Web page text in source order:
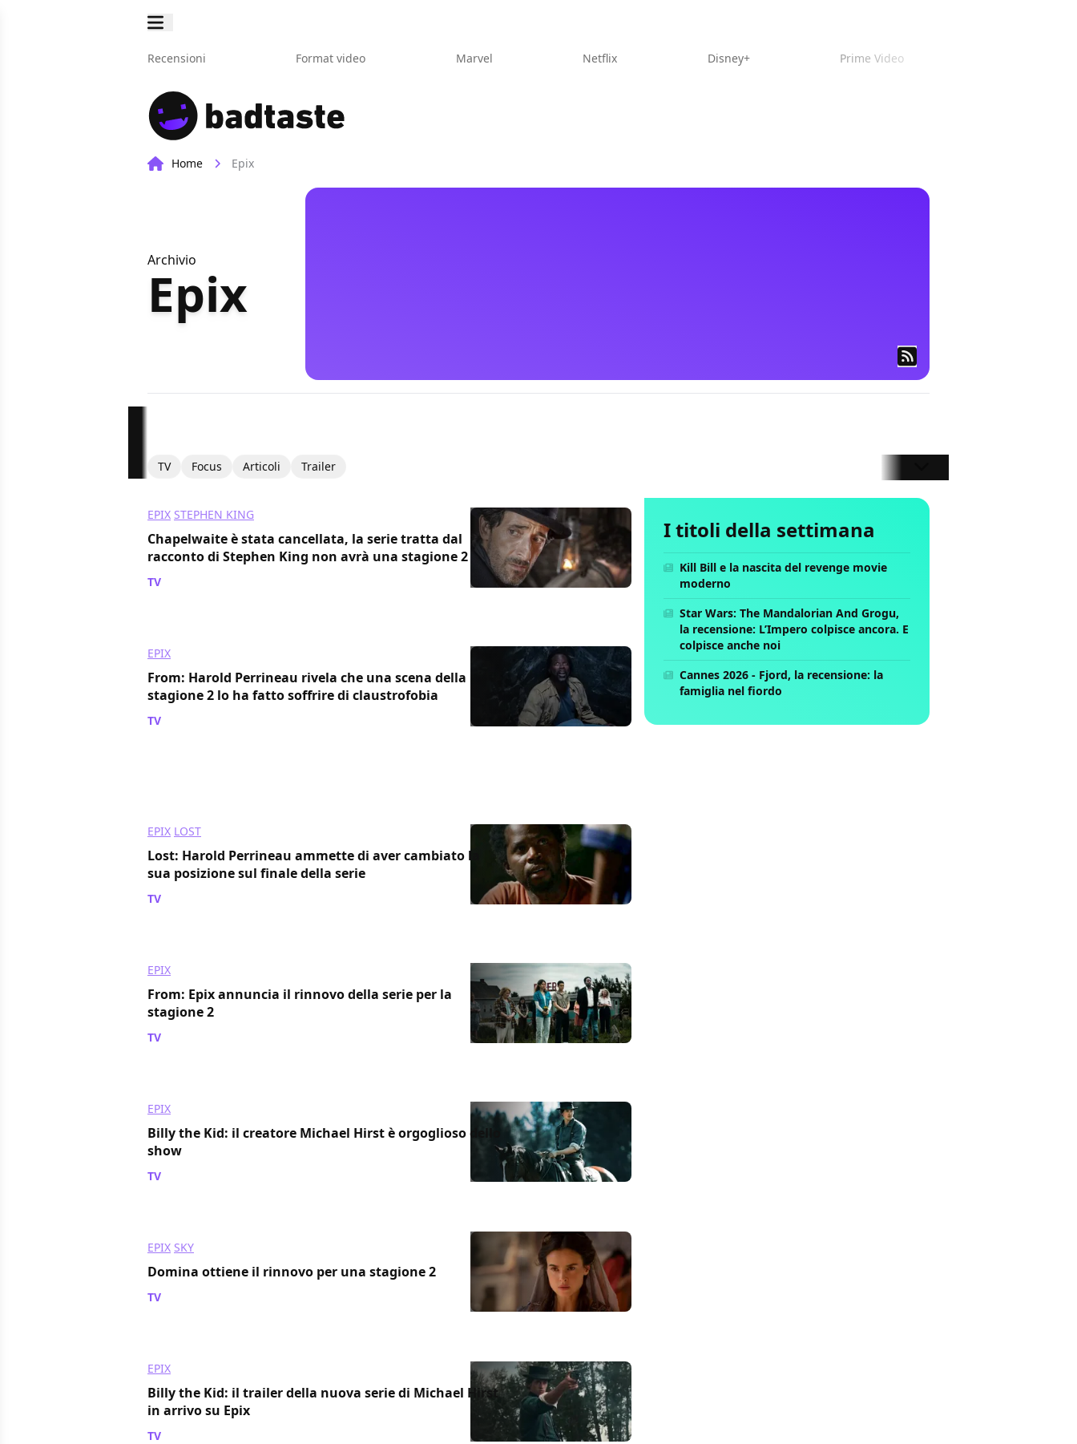
Recensioni Format video Marvel Netflix Disney+ Prime Video
Home Epix
Archivio
Epix
TV Focus Articoli Trailer
EPIX STEPHEN KING
Chapelwaite è stata cancellata, la serie tratta dal
racconto di Stephen King non avrà una stagione 2
TV
EPIX
From: Harold Perrineau rivela che una scena della
stagione 2 lo ha fatto soffrire di claustrofobia
TV
EPIX LOST
Lost: Harold Perrineau ammette di aver cambiato la
sua posizione sul finale della serie
TV
EPIX
From: Epix annuncia il rinnovo della serie per la
stagione 2
TV
EPIX
Billy the Kid: il creatore Michael Hirst è orgoglioso dello
show
TV
EPIX SKY
Domina ottiene il rinnovo per una stagione 2
TV
EPIX
Billy the Kid: il trailer della nuova serie di Michael Hirst
in arrivo su Epix
TV
I titoli della settimana
Kill Bill e la nascita del revenge movie
moderno
Star Wars: The Mandalorian And Grogu,
la recensione: L’Impero colpisce ancora. E
colpisce anche noi
Cannes 2026 - Fjord, la recensione: la
famiglia nel fiordo